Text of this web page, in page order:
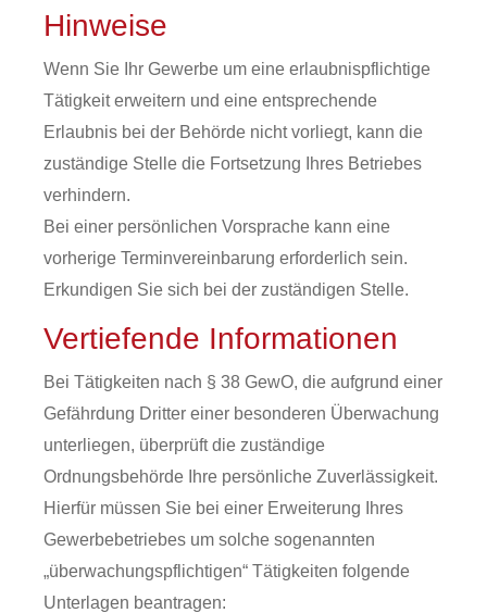
Hinweise
Wenn Sie Ihr Gewerbe um eine erlaubnispflichtige
Tätigkeit erweitern und eine entsprechende
Erlaubnis bei der Behörde nicht vorliegt, kann die
zuständige Stelle die Fortsetzung Ihres Betriebes
verhindern.
Bei einer persönlichen Vorsprache kann eine
vorherige Terminvereinbarung erforderlich sein.
Erkundigen Sie sich bei der zuständigen Stelle.
Vertiefende Informationen
Bei Tätigkeiten nach § 38 GewO, die aufgrund einer
Gefährdung Dritter einer besonderen Überwachung
unterliegen, überprüft die zuständige
Ordnungsbehörde Ihre persönliche Zuverlässigkeit.
Hierfür müssen Sie bei einer Erweiterung Ihres
Gewerbebetriebes um solche sogenannten
„überwachungspflichtigen“ Tätigkeiten folgende
Unterlagen beantragen: